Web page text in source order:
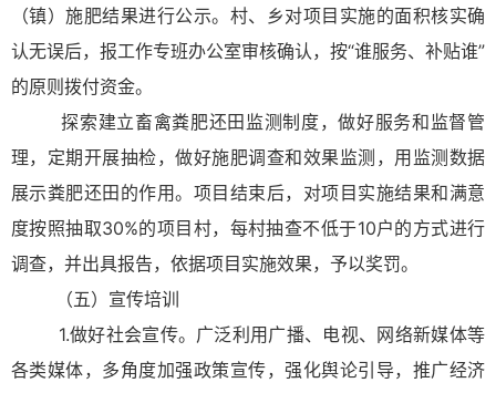
（镇）施肥结果进行公示。村、乡对项目实施的面积核实确
认无误后，报工作专班办公室审核确认，按“谁服务、补贴谁”
的原则拨付资金。
探索建立畜禽粪肥还田监测制度，做好服务和监督管
理，定期开展抽检，做好施肥调查和效果监测，用监测数据
展示粪肥还田的作用。项目结束后，对项目实施结果和满意
度按照抽取30%的项目村，每村抽查不低于10户的方式进行
调查，并出具报告，依据项目实施效果，予以奖罚。
（五）宣传培训
1.做好社会宣传。广泛利用广播、电视、网络新媒体等
各类媒体，多角度加强政策宣传，强化舆论引导，推广经济